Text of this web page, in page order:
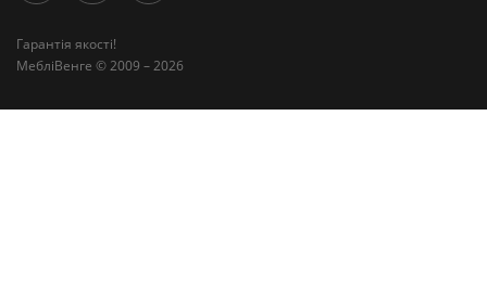
Гарантія якості!
МебліВенге © 2009 – 2026